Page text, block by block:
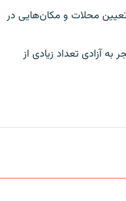
محلات و مکان‌هایی در
آزادی تعداد زیادی از